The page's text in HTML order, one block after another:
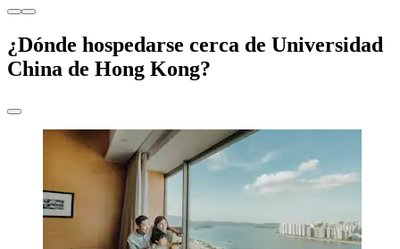
¿Dónde hospedarse cerca de Universidad
China de Hong Kong?